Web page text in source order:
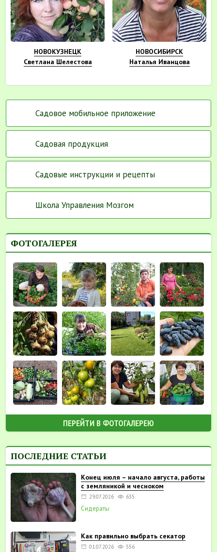
НОВОКУЗНЕЦК
Светлана Шелестова
НОВОСИБИРСК
Наталья Иванцова
Садовое мобильное приложение
Садовая продукция
Садовые инструкции и рецепты
Школа Управления Мозгом
ФОТОГАЛЕРЕЯ
ПЕРЕЙТИ В ФОТОГАЛЕРЕЮ
ПОСЛЕДНИЕ СТАТЬИ
Конец июля – начало августа, работы
с земляникой и чесноком
29.07.2026 635
Сидераты
Как правильно выбрать секатор
01.07.2026 556